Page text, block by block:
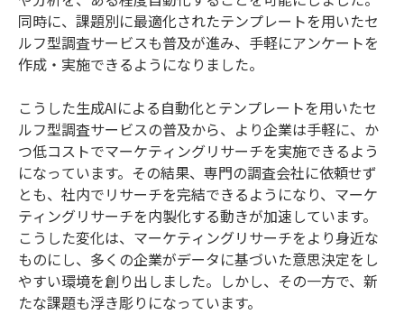
同時に、課題別に最適化されたテンプレートを用いたセ
ルフ型調査サービスも普及が進み、手軽にアンケートを
作成・実施できるようになりました。
こうした生成AIによる自動化とテンプレートを用いたセ
ルフ型調査サービスの普及から、より企業は手軽に、か
つ低コストでマーケティングリサーチを実施できるよう
になっています。その結果、専門の調査会社に依頼せず
とも、社内でリサーチを完結できるようになり、マーケ
ティングリサーチを内製化する動きが加速しています。
こうした変化は、マーケティングリサーチをより身近な
ものにし、多くの企業がデータに基づいた意思決定をし
やすい環境を創り出しました。しかし、その一方で、新
たな課題も浮き彫りになっています。